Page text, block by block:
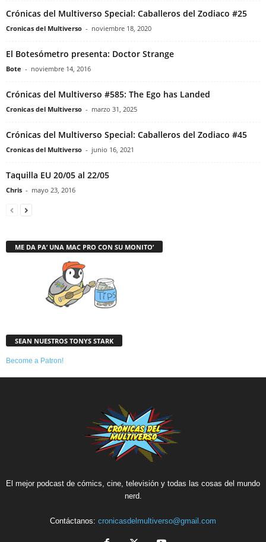
Crónicas del Multiverso Special: Caballeros del Zodiaco #25
Cronicas del Multiverso - noviembre 18, 2020
El Botesómetro presenta: Doctor Strange
Bote - noviembre 14, 2016
Crónicas del Multiverso #585: The Ego has Landed
Cronicas del Multiverso - marzo 31, 2025
Crónicas del Multiverso Special: Caballeros del Zodiaco #45
Cronicas del Multiverso - junio 16, 2021
Taquilla EU 20/05 al 22/05
Chris - mayo 23, 2016
ME DA PA’ UNA MAC PRO CON SU MONITO’
SEAN NUESTROS TONYS STARK
Become a Patron!
El mejor podcast de cómics, cine, televisión y todas las cosas del mundo
nerd.
Contáctanos: cronicasdelmultiverso@gmail.com